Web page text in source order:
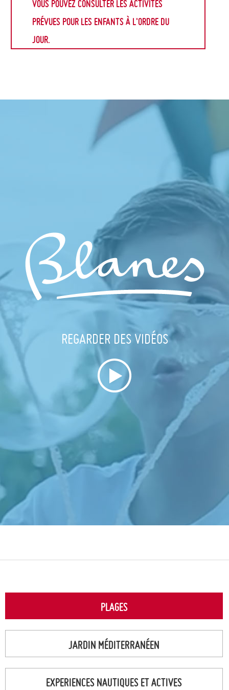
VOUS POUVEZ CONSULTER LES ACTIVITÉS
PRÉVUES POUR LES ENFANTS À L'ORDRE DU
JOUR.
REGARDER DES VIDÉOS
PLAGES
JARDIN MÉDITERRANÉEN
EXPERIENCES NAUTIQUES ET ACTIVES